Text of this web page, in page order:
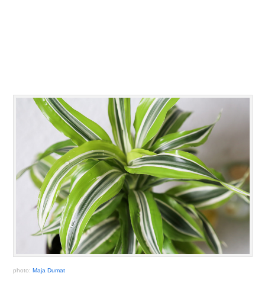
photo: Maja Dumat